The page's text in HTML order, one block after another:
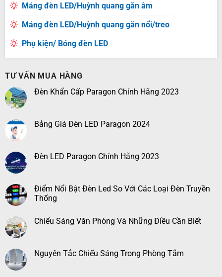
Máng đèn LED/Huỳnh quang gắn âm
Máng đèn LED/Huỳnh quang gắn nổi/treo
Phụ kiện/ Bóng đèn LED
TƯ VẤN MUA HÀNG
Đèn Khẩn Cấp Paragon Chính Hãng 2023
Bảng Giá Đèn LED Paragon 2024
Đèn LED Paragon Chính Hãng 2023
Điểm Nổi Bật Đèn Led So Với Các Loại Đèn Truyền
Thống
Chiếu Sáng Văn Phòng Và Những Điều Cần Biết
Nguyên Tắc Chiếu Sáng Trong Phòng Tắm